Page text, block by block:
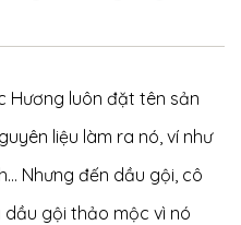
Hương luôn đặt tên sản
liệu làm ra nó, ví như
Nhưng đến dầu gội, cô
gội thảo mộc vì nó